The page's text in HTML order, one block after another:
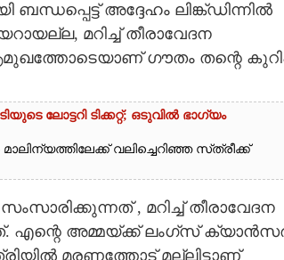
അദ്ദേഹം ലിങ്ക്‌ഡിന്നിൽ
മറിച്ച് തീരാവേദന
ഗൗതം തന്റെ
ലോട്ടറി ടിക്കറ്റ്; ഒടുവിൽ ഭാഗ്യം
വലിച്ചെറിഞ്ഞ സ്‌ത്രീക്ക്
, മറിച്ച് തീരാവേദന
എന്റെ അമ്മയ്ക്ക് ലംഗ്‌സ്
മരണത്തോട് മല്ലിട്ടാണ്